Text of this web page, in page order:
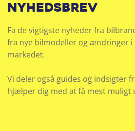
Justerbart rat
Kopholder
nyhedsbrev
Få de vigtigste nyheder fra
fra nye bilmodeller og ændringer
markedet.
Vi deler også guides og indsigter
hjælper dig med at få mest muligt